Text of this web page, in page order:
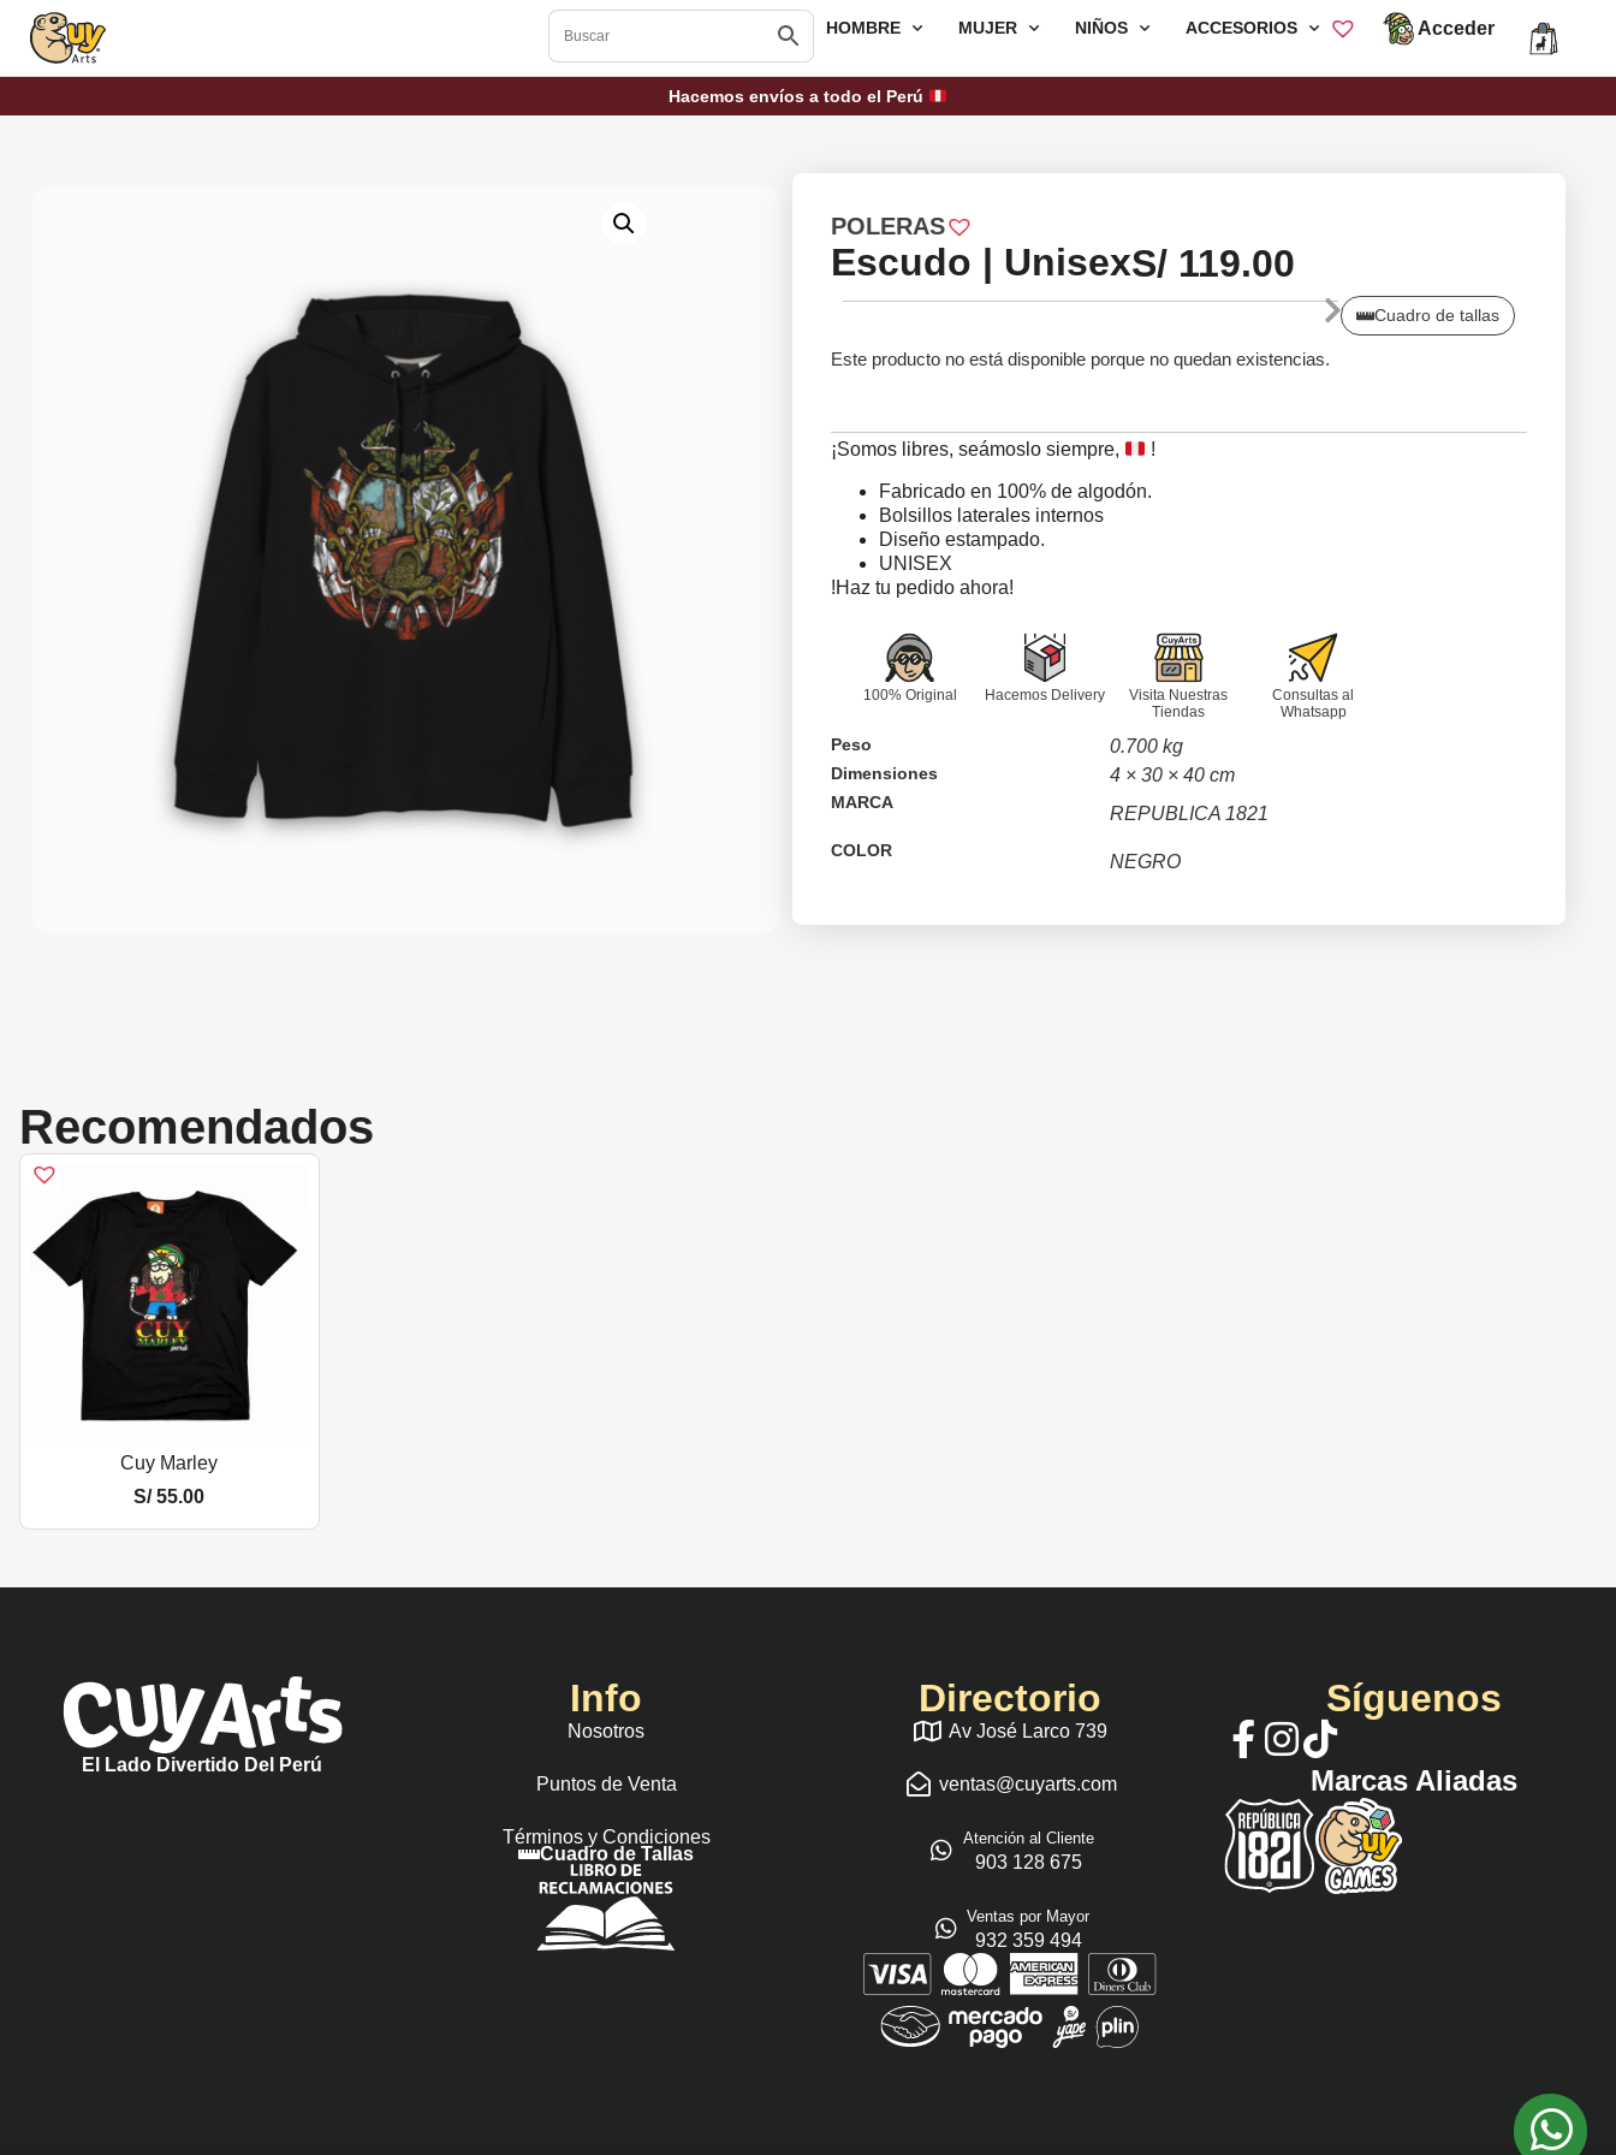
HOMBRE MUJER NIÑOS ACCESORIOS Acceder
Hacemos envíos a todo el Perú
POLERAS
Escudo | UnisexS/119.00
Cuadro de tallas
Este producto no está disponible porque no quedan existencias.
¡Somos libres, seámoslo siempre, !
Fabricado en 100% de algodón.
Bolsillos laterales internos
Diseño estampado.
UNISEX
!Haz tu pedido ahora!
100% Original Hacemos Delivery
Visita Nuestras
Tiendas
Consultas al
Whatsapp
Peso 0.700 kg
Dimensiones 4 × 30 × 40 cm
MARCA
REPUBLICA 1821
COLOR
NEGRO
Recomendados
Cuy Marley
S/ 55.00
El Lado Divertido Del Perú
Info
Nosotros
Puntos de Venta
Términos y Condiciones
Cuadro de Tallas
Directorio
Av José Larco 739
ventas@cuyarts.com
Atención al Cliente
903 128 675
Ventas por Mayor
932 359 494
Síguenos
Marcas Aliadas